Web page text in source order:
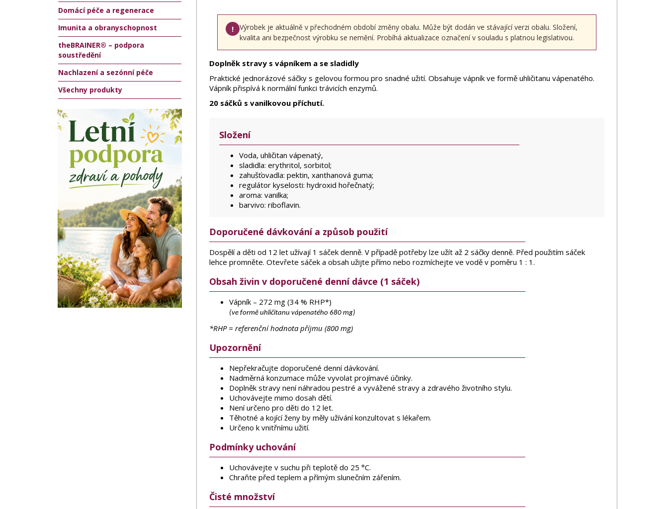
Domácí péče a regenerace
Imunita a obranyschopnost
theBRAINER® – podpora
soustředění
Nachlazení a sezónní péče
Všechny produkty
!
Výrobek je aktuálně v přechodném období změny obalu. Může být dodán ve stávající verzi obalu. Složení,
kvalita ani bezpečnost výrobku se nemění. Probíhá aktualizace označení v souladu s platnou legislativou.
Doplněk stravy s vápníkem a se sladidly
Praktické jednorázové sáčky s gelovou formou pro snadné užití. Obsahuje vápník ve formě uhličitanu vápenatého.
Vápník přispívá k normální funkci trávicích enzymů.
20 sáčků s vanilkovou příchutí.
Složení
Voda, uhličitan vápenatý,
sladidla: erythritol, sorbitol;
zahušťovadla: pektin, xanthanová guma;
regulátor kyselosti: hydroxid hořečnatý;
aroma: vanilka;
barvivo: riboflavin.
Doporučené dávkování a způsob použití
Dospělí a děti od 12 let užívají 1 sáček denně. V případě potřeby lze užít až 2 sáčky denně. Před použitím sáček
lehce promněte. Otevřete sáček a obsah užijte přímo nebo rozmíchejte ve vodě v poměru 1 : 1.
Obsah živin v doporučené denní dávce (1 sáček)
Vápník – 272 mg (34 % RHP*)
(ve formě uhličitanu vápenatého 680 mg)
*RHP = referenční hodnota příjmu (800 mg)
Upozornění
Nepřekračujte doporučené denní dávkování.
Nadměrná konzumace může vyvolat projímavé účinky.
Doplněk stravy není náhradou pestré a vyvážené stravy a zdravého životního stylu.
Uchovávejte mimo dosah dětí.
Není určeno pro děti do 12 let.
Těhotné a kojící ženy by měly užívání konzultovat s lékařem.
Určeno k vnitřnímu užití.
Podmínky uchování
Uchovávejte v suchu při teplotě do 25 °C.
Chraňte před teplem a přímým slunečním zářením.
Čisté množství